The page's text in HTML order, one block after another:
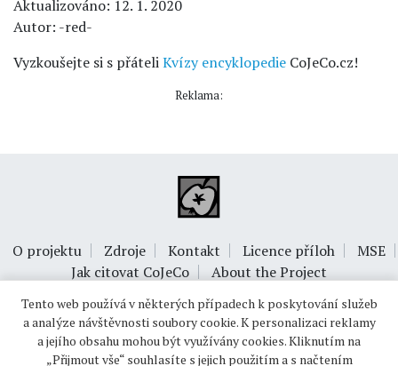
Aktualizováno: 12. 1. 2020
Autor: -red-
Vyzkoušejte si s přáteliKvízy encyklopedie CoJeCo.cz!
Reklama:
O projektu Zdroje Kontakt Licence příloh
MSE
Jak citovat CoJeCo
About the Project
Tento web používá v některých případech k poskytování služeb
a analýze návštěvnosti soubory cookie. K personalizaci reklamy
a jejího obsahu mohou být využívány cookies. Kliknutím na
„Přijmout vše“ souhlasíte s jejich použitím a s načtením